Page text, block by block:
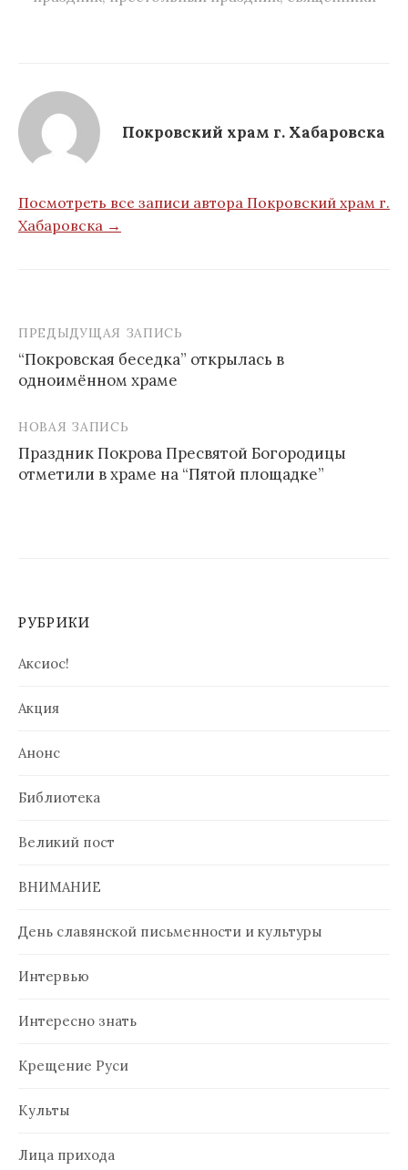
Покровский храм г. Хабаровска
Посмотреть все записи автора Покровский храм г.
Хабаровска →
Навигация
по
ПРЕДЫДУЩАЯ ЗАПИСЬ
“Покровская беседка” открылась в
одноимённом храме
НОВАЯ ЗАПИСЬ
Праздник Покрова Пресвятой Богородицы
отметили в храме на “Пятой площадке”
РУБРИКИ
Аксиос!
Акция
Анонс
Библиотека
Великий пост
ВНИМАНИЕ
День славянской письменности и культуры
Интервью
Интересно знать
Крещение Руси
Культы
Лица прихода